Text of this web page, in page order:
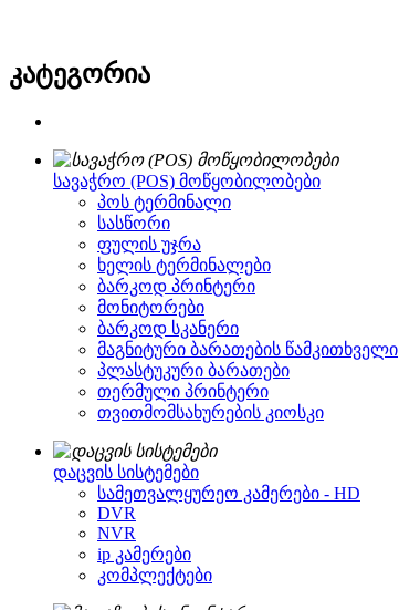
კატეგორია
სავაჭრო (POS) მოწყობილობები
პოს ტერმინალი
სასწორი
ფულის უჯრა
ხელის ტერმინალები
ბარკოდ პრინტერი
მონიტორები
ბარკოდ სკანერი
მაგნიტური ბარათების წამკითხველი
პლასტუკური ბარათები
თერმული პრინტერი
თვითმომსახურების კიოსკი
დაცვის სისტემები
სამეთვალყურეო კამერები - HD
DVR
NVR
ip კამერები
კომპლექტები